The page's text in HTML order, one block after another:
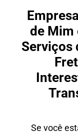
de Mim
Serviços
Se você